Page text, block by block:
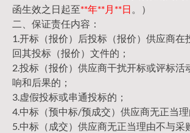
函生效之日起至**年**月**日 。）
二、保证责任内容：
1.开标（报价）后投标（报价）供应商在
回其投标（报价）文件的；
2.投标（报价）供应商干扰开标或评标活
响和后果的；
3.虚假投标或串通投标的；
4.中标（预中标/预成交）供应商无正当理
5.中标（成交）供应商无正当理由不与采